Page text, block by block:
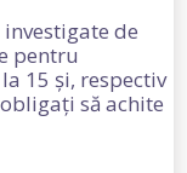
de
pentru
15 și, respectiv
să achite